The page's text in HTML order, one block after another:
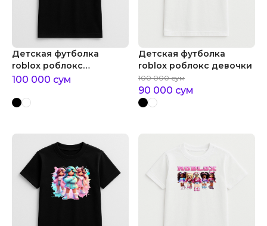
Детская футболка
roblox роблокс
позитивная девочка
100 000 сум
Детская футболка
roblox роблокс девочки
100 000 сум
90 000 сум